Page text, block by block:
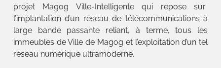
projet Magog Ville-Intelligente qui repose sur
l’implantation d’un réseau de télécommunications à
large bande passante reliant, à terme, tous les
immeubles de Ville de Magog et l’exploitation d’un tel
réseau numérique ultramoderne.